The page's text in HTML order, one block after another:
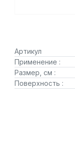
Артикул
Применение :
Размер, см :
Поверхность :